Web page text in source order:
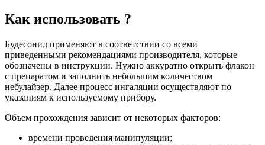
Как использовать ?
Будесонид применяют в соответствии со всеми
приведенными рекомендациями производителя, которые
обозначены в инструкции. Нужно аккуратно открыть флакон
с препаратом и заполнить небольшим количеством
небулайзер. Далее процесс ингаляции осуществляют по
указаниям к используемому прибору.
Объем прохождения зависит от некоторых факторов:
времени проведения манипуляции;